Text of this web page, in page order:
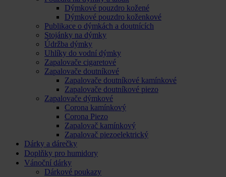
Dýmkové pouzdro kožené
Dýmkové pouzdro koženkové
Publikace o dýmkách a doutnících
Stojánky na dýmky
Údržba dýmky
Uhlíky do vodní dýmky
Zapalovače cigaretové
Zapalovače doutníkové
Zapalovače doutníkové kamínkové
Zapalovače doutníkové piezo
Zapalovače dýmkové
Corona kamínkový
Corona Piezo
Zapalovač kamínkový
Zapalovač piezoelektrický
Dárky a dárečky
Doplňky pro humidory
Vánoční dárky
Dárkové poukazy